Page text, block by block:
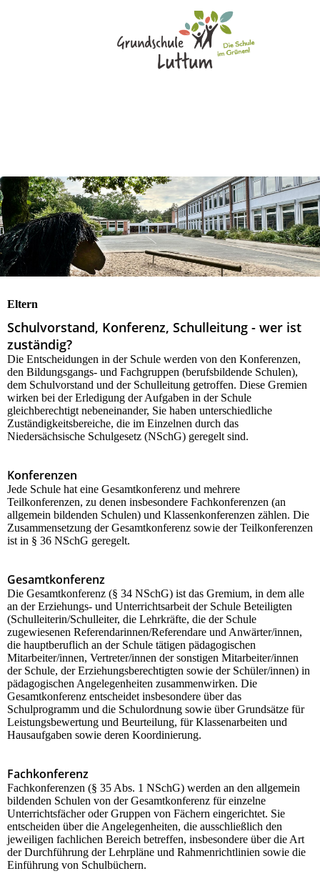
Eltern
Schulvorstand, Konferenz, Schulleitung - wer ist
zuständig?
Die Entscheidungen in der Schule werden von den Konferenzen,
den Bildungsgangs- und Fachgruppen (berufsbildende Schulen),
dem Schulvorstand und der Schulleitung getroffen. Diese Gremien
wirken bei der Erledigung der Aufgaben in der Schule
gleichberechtigt nebeneinander, Sie haben unterschiedliche
Zuständigkeitsbereiche, die im Einzelnen durch das
Niedersächsische Schulgesetz (NSchG) geregelt sind.
Konferenzen
Jede Schule hat eine Gesamtkonferenz und mehrere
Teilkonferenzen, zu denen insbesondere Fachkonferenzen (an
allgemein bildenden Schulen) und Klassenkonferenzen zählen. Die
Zusammensetzung der Gesamtkonferenz sowie der Teilkonferenzen
ist in § 36 NSchG geregelt.
Gesamtkonferenz
Die Gesamtkonferenz (§ 34 NSchG) ist das Gremium, in dem alle
an der Erziehungs- und Unterrichtsarbeit der Schule Beteiligten
(Schulleiterin/Schulleiter, die Lehrkräfte, die der Schule
zugewiesenen Referendarinnen/Referendare und Anwärter/innen,
die hauptberuflich an der Schule tätigen pädagogischen
Mitarbeiter/innen, Vertreter/innen der sonstigen Mitarbeiter/innen
der Schule, der Erziehungsberechtigten sowie der Schüler/innen) in
pädagogischen Angelegenheiten zusammenwirken. Die
Gesamtkonferenz entscheidet insbesondere über das
Schulprogramm und die Schulordnung sowie über Grundsätze für
Leistungsbewertung und Beurteilung, für Klassenarbeiten und
Hausaufgaben sowie deren Koordinierung.
Fachkonferenz
Fachkonferenzen (§ 35 Abs. 1 NSchG) werden an den allgemein
bildenden Schulen von der Gesamtkonferenz für einzelne
Unterrichtsfächer oder Gruppen von Fächern eingerichtet. Sie
entscheiden über die Angelegenheiten, die ausschließlich den
jeweiligen fachlichen Bereich betreffen, insbesondere über die Art
der Durchführung der Lehrpläne und Rahmenrichtlinien sowie die
Einführung von Schulbüchern.